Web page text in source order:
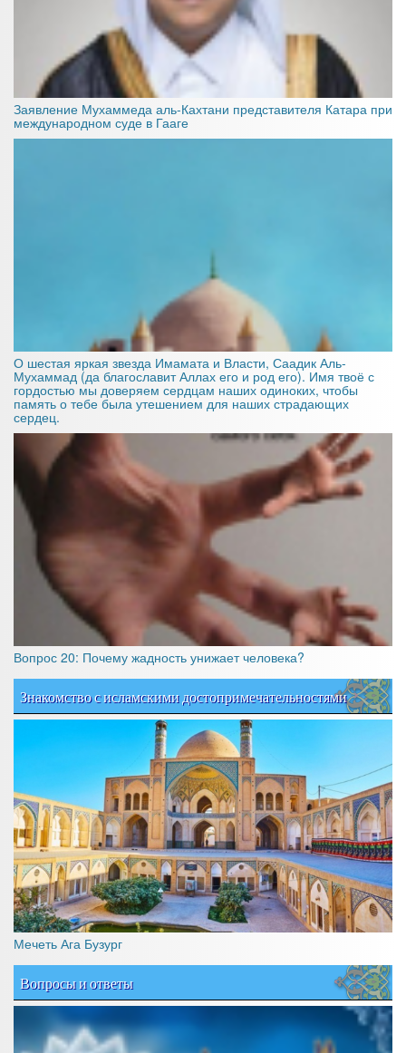
Заявление Мухаммеда аль-Кахтани представителя Катара при
международном суде в Гааге
О шестая яркая звезда Имамата и Власти, Саадик Аль-
Мухаммад (да благославит Аллах его и род его). Имя твоё с
гордостью мы доверяем сердцам наших одиноких, чтобы
память о тебе была утешением для наших страдающих
сердец.
Вопрос 20: Почему жадность унижает человека?
Знакомство с исламскими достопримечательностями
Мечеть Ага Бузург
Вопросы и ответы